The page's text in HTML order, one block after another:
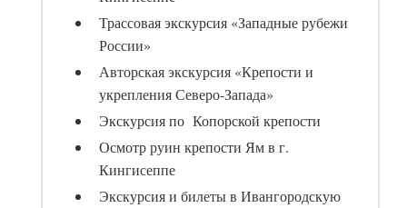
Трассовая экскурсия «Западные рубежи
России»
Авторская экскурсия «Крепости и
укрепления Северо-Запада»
Экскурсия по Копорской крепости
Осмотр руин крепости Ям в г.
Кингисеппе
Экскурсия и билеты в Ивангородскую